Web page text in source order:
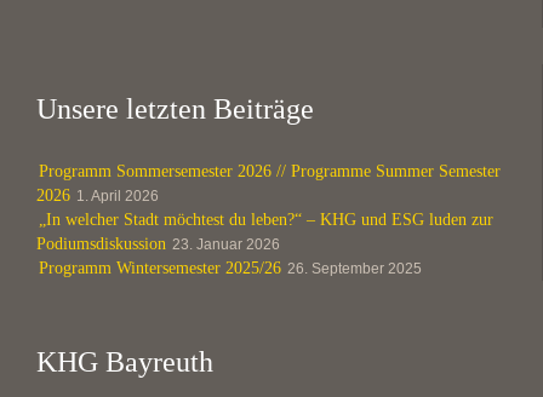
Unsere letzten Beiträge
Programm Sommersemester 2026 // Programme Summer Semester
2026 1. April 2026
„In welcher Stadt möchtest du leben?“ – KHG und ESG luden zur
Podiumsdiskussion 23. Januar 2026
Programm Wintersemester 2025/26 26. September 2025
KHG Bayreuth